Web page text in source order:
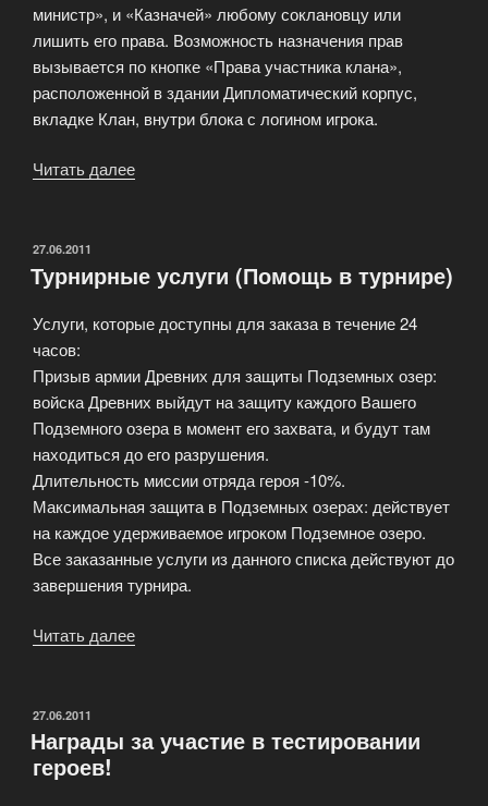
министр», и «Казначей» любому соклановцу или
лишить его права. Возможность назначения прав
вызывается по кнопке «Права участника клана»,
расположенной в здании Дипломатический корпус,
вкладке Клан, внутри блока с логином игрока.
Читать далее
клана?»
ОПУБЛИКОВАНО
27.06.2011
Турнирные услуги (Помощь в турнире)
Услуги, которые доступны для заказа в течение 24
часов:
Призыв армии Древних для защиты Подземных озер:
войска Древних выйдут на защиту каждого Вашего
Подземного озера в момент его захвата, и будут там
находиться до его разрушения.
Длительность миссии отряда героя -10%.
Максимальная защита в Подземных озерах: действует
на каждое удерживаемое игроком Подземное озеро.
Все заказанные услуги из данного списка действуют до
завершения турнира.
Читать далее
турнире)»
ОПУБЛИКОВАНО
27.06.2011
Награды за участие в тестировании
героев!